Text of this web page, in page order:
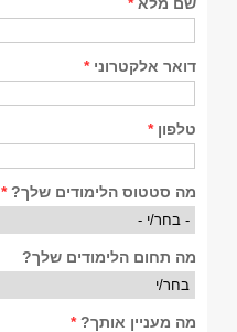
דואר אלקטרוני*
טלפון*
מה סטטוס הלימודים שלך?*
מה תחום הלימודים שלך?
מה מעניין אותך?*